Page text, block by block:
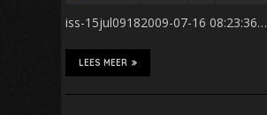
iss-15jul09182009-07-16 08:23:36…
LEES MEER